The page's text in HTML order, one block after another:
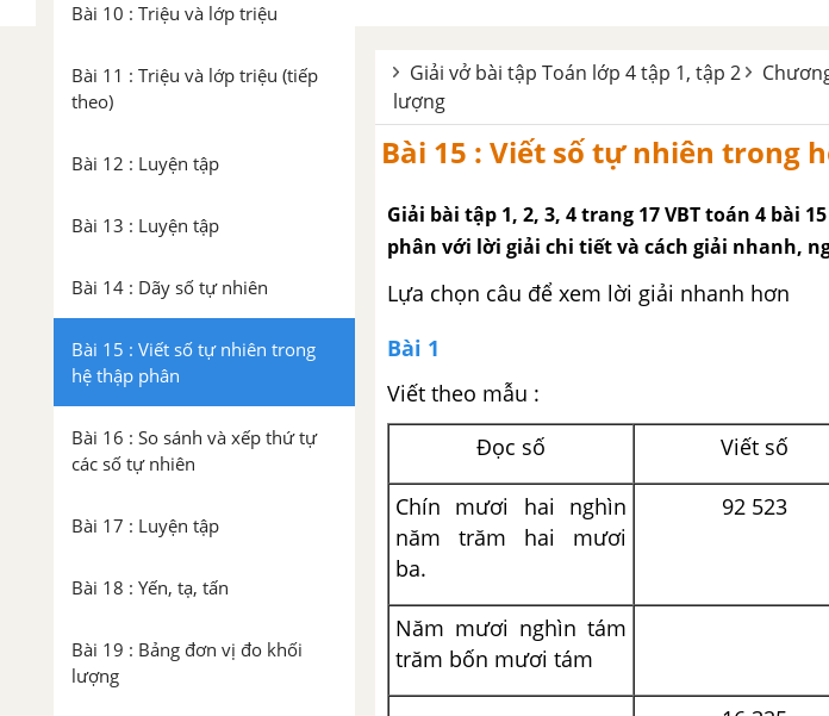
Bài 10 : Triệu và lớp triệu
Bài 11 : Triệu và lớp triệu (tiếp
theo)
Bài 12 : Luyện tập
Bài 13 : Luyện tập
Bài 14 : Dãy số tự nhiên
Bài 15 : Viết số tự nhiên trong
hệ thập phân
Bài 16 : So sánh và xếp thứ tự
các số tự nhiên
Bài 17 : Luyện tập
Bài 18 : Yến, tạ, tấn
Bài 19 : Bảng đơn vị đo khối
lượng
Giải vở bài tập Toán lớp 4 tập 1, tập 2
lượng
Bài 15 : Viết số tự nhiên trong
Giải bài tập 1, 2, 3, 4 trang 17 VBT toán 4 bài
phân với lời giải chi tiết và cách giải nhanh,
Lựa chọn câu để xem lời giải nhanh hơn
Bài 1
Viết theo mẫu :
Đọc số
Viết số
Chín mươi hai nghìn
năm trăm hai mươi
ba.
92 523
Năm mươi nghìn tám
trăm bốn mươi tám